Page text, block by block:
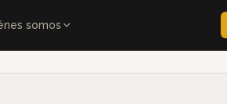
somos